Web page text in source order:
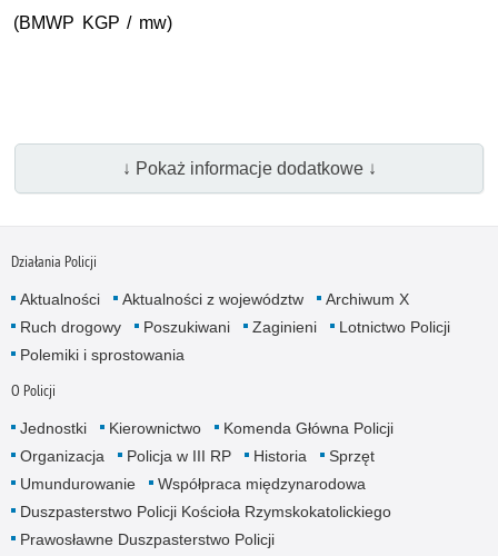
(BMWP KGP / mw)
↓ Pokaż informacje dodatkowe ↓
Działania Policji
Aktualności Aktualności z województw
Archiwum X
Ruch drogowy
Poszukiwani Zaginieni
Lotnictwo Policji
Polemiki i sprostowania
O Policji
Jednostki Kierownictwo
Komenda Główna Policji
Organizacja
Policja w III RP Historia
Sprzęt
Umundurowanie
Współpraca międzynarodowa
Duszpasterstwo Policji Kościoła Rzymskokatolickiego
Prawosławne Duszpasterstwo Policji